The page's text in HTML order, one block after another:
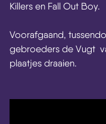
Killers en Fall Out Boy.
Voorafgaand,
gebroeders de Vugt
plaatjes draaien.